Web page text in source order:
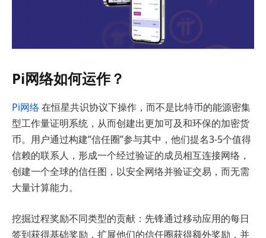
Pi网络如何运作？
Pi网络在恒星共识协议下操作，而不是比特币的能源密集
型工作量证明系统，从而创建出更加可及和环保的加密货
币。用户通过构建”信任圈”参与其中，他们提名3-5个值得
信赖的联系人，形成一个经过验证的成员相互连接网络，
创建一个全球的信任图，以安全网络并验证交易，而无需
大量计算能力。
挖掘过程奖励不同类型的贡献：先锋通过移动应用的每日
签到获得基础奖励，扩展他们的信任圈获得额外奖励，并